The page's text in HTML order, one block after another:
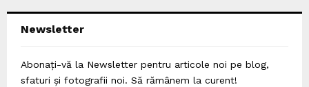
Newsletter
Abonați-vă la Newsletter pentru articole noi pe blog,
sfaturi și fotografii noi. Să rămânem la curent!